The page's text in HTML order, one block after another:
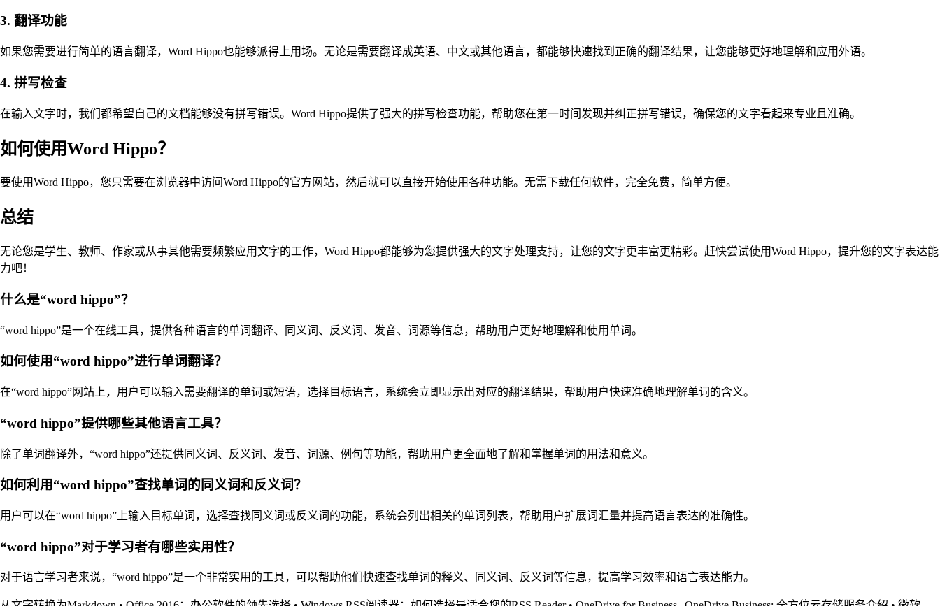
3. 翻译功能
如果您需要进行简单的语言翻译，Word Hippo也能够派得上用场。无论是需要翻译成英语、中文或其他语言，都能够快速找到正确的翻译结果，让您能够更好地理解和应用外语。
4. 拼写检查
在输入文字时，我们都希望自己的文档能够没有拼写错误。Word Hippo提供了强大的拼写检查功能，帮助您在第一时间发现并纠正拼写错误，确保您的文字看起来专业且准确。
如何使用Word Hippo？
要使用Word Hippo，您只需要在浏览器中访问Word Hippo的官方网站，然后就可以直接开始使用各种功能。无需下载任何软件，完全免费，简单方便。
总结
无论您是学生、教师、作家或从事其他需要频繁应用文字的工作，Word Hippo都能够为您提供强大的文字处理支持，让您的文字更丰富更精彩。赶快尝试使用Word Hippo，提升您的文字表达能
力吧！
什么是“word hippo”？
“word hippo”是一个在线工具，提供各种语言的单词翻译、同义词、反义词、发音、词源等信息，帮助用户更好地理解和使用单词。
如何使用“word hippo”进行单词翻译？
在“word hippo”网站上，用户可以输入需要翻译的单词或短语，选择目标语言，系统会立即显示出对应的翻译结果，帮助用户快速准确地理解单词的含义。
“word hippo”提供哪些其他语言工具？
除了单词翻译外，“word hippo”还提供同义词、反义词、发音、词源、例句等功能，帮助用户更全面地了解和掌握单词的用法和意义。
如何利用“word hippo”查找单词的同义词和反义词？
用户可以在“word hippo”上输入目标单词，选择查找同义词或反义词的功能，系统会列出相关的单词列表，帮助用户扩展词汇量并提高语言表达的准确性。
“word hippo”对于学习者有哪些实用性？
对于语言学习者来说，“word hippo”是一个非常实用的工具，可以帮助他们快速查找单词的释义、同义词、反义词等信息，提高学习效率和语言表达能力。